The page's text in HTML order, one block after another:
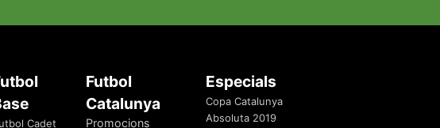
Cadet
Futbol
Catalunya
Promocions
Especials
Copa Catalunya
Absoluta 2019